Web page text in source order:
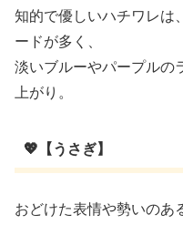
知的で優しいハチワレは
ードが多く、
淡いブルーやパープルの
上がり。
💖【うさぎ】
おどけた表情や勢いのあ